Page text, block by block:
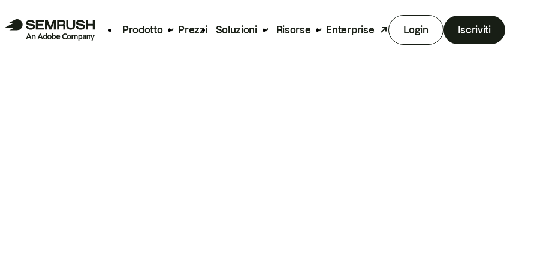
Prodotto Prezzi Soluzioni Risorse Enterprise Login Iscriviti